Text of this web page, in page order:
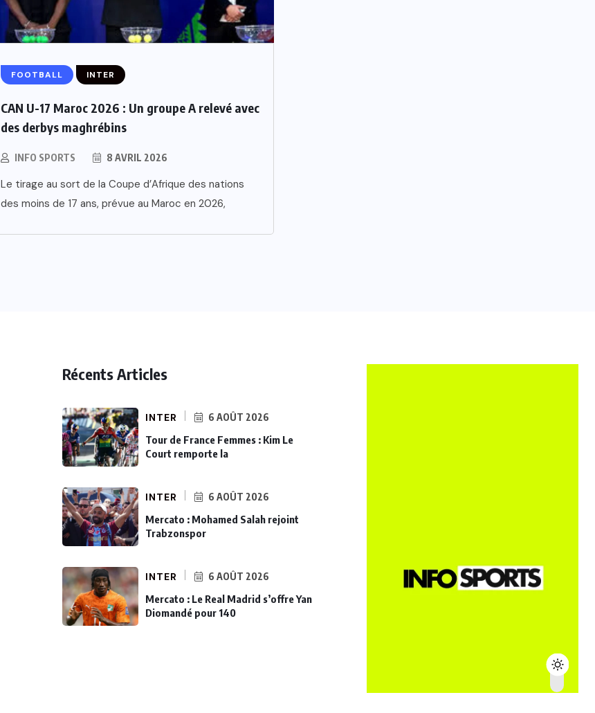
FOOTBALL INTER
CAN U-17 Maroc 2026 : Un groupe A relevé avec
des derbys maghrébins
INFO SPORTS 8 AVRIL 2026
Le tirage au sort de la Coupe d’Afrique des nations
des moins de 17 ans, prévue au Maroc en 2026,
Récents Articles
INTER 6 AOÛT 2026
Tour de France Femmes : Kim Le
Court remporte la
INTER 6 AOÛT 2026
Mercato : Mohamed Salah rejoint
Trabzonspor
INTER 6 AOÛT 2026
Mercato : Le Real Madrid s’offre Yan
Diomandé pour 140